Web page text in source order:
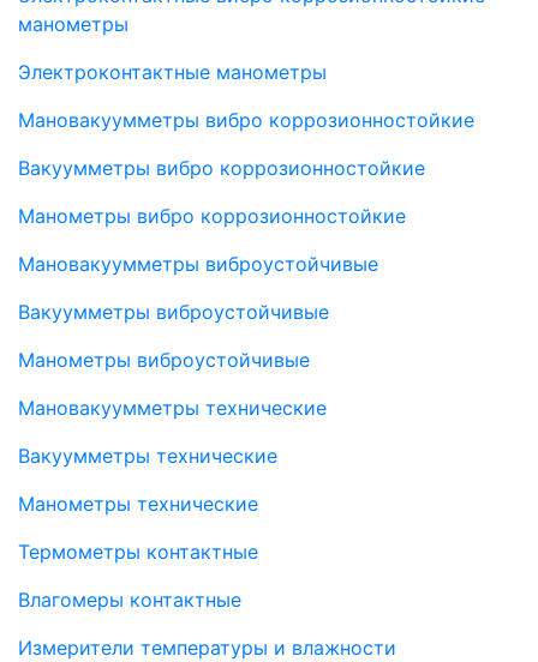
манометры
Электроконтактные манометры
Мановакуумметры вибро коррозионностойкие
Вакуумметры вибро коррозионностойкие
Манометры вибро коррозионностойкие
Мановакуумметры виброустойчивые
Вакуумметры виброустойчивые
Манометры виброустойчивые
Мановакуумметры технические
Вакуумметры технические
Манометры технические
Термометры контактные
Влагомеры контактные
Измерители температуры и влажности